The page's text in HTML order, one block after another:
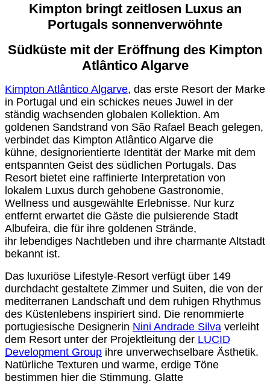
Kimpton bringt zeitlosen Luxus an
Portugals sonnenverwöhnte
Südküste mit der Eröffnung des Kimpton
Atlântico Algarve
Kimpton Atlântico Algarve, das erste Resort der Marke
in Portugal und ein schickes neues Juwel in der
ständig wachsenden globalen Kollektion. Am
goldenen Sandstrand von São Rafael Beach gelegen,
verbindet das Kimpton Atlântico Algarve die
kühne, designorientierte Identität der Marke mit dem
entspannten Geist des südlichen Portugals. Das
Resort bietet eine raffinierte Interpretation von
lokalem Luxus durch gehobene Gastronomie,
Wellness und ausgewählte Erlebnisse. Nur kurz
entfernt erwartet die Gäste die pulsierende Stadt
Albufeira, die für ihre goldenen Strände,
ihr lebendiges Nachtleben und ihre charmante Altstadt
bekannt ist.
Das luxuriöse Lifestyle-Resort verfügt über 149
durchdacht gestaltete Zimmer und Suiten, die von der
mediterranen Landschaft und dem ruhigen Rhythmus
des Küstenlebens inspiriert sind. Die renommierte
portugiesische Designerin Nini Andrade Silva verleiht
dem Resort unter der Projektleitung der LUCID
Development Group ihre unverwechselbare Ästhetik.
Natürliche Texturen und warme, erdige Töne
bestimmen hier die Stimmung. Glatte